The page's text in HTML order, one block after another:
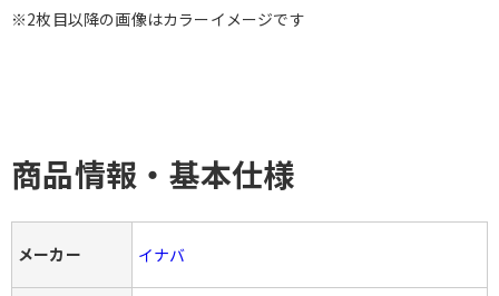
※2枚目以降の画像はカラーイメージです
商品情報・基本仕様
メーカー イナバ